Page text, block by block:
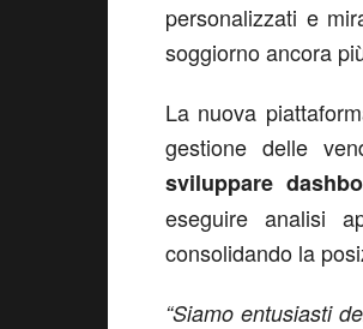
personalizzati e
soggiorno ancora
La nuova
gestione delle
sviluppare
eseguire analisi
consolidando la
“Siamo entusiasti